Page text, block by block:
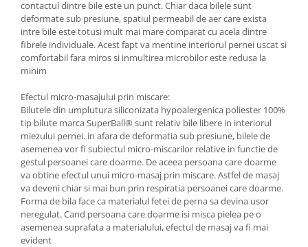
contactul dintre bile este un punct. Chiar daca bilele sunt
deformate sub presiune, spatiul permeabil de aer care exista
intre bile este totusi mult mai mare comparat cu acela dintre
fibrele individuale. Acest fapt va mentine interiorul pernei uscat si
comfortabil fara miros si inmultirea microbilor este redusa la
minim
Efectul micro-masajului prin miscare:
Bilutele din umplutura siliconizata hypoalergenica poliester 100%
tip bilute marca SuperBall® sunt relativ bile libere in interiorul
miezului pernei. in afara de deformatia sub presiune, bilele de
asemenea vor fi subiectul micro-miscarilor relative in functie de
gestul persoanei care doarme. De aceea persoana care doarme
va obtine efectul unui micro-masaj prin miscare. Astfel de masaj
va deveni chiar si mai bun prin respiratia persoanei care doarme.
Forma de bila face ca materialul fetei de perna sa devina usor
neregulat. Cand persoana care doarme isi misca pielea pe o
asemenea suprafata a materialului, efectul de masaj va fi mai
evident